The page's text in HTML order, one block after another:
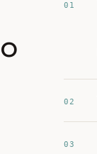
01
02
03